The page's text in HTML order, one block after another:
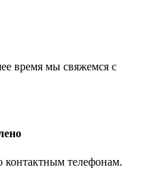
время мы свяжемся с
контактным телефонам.